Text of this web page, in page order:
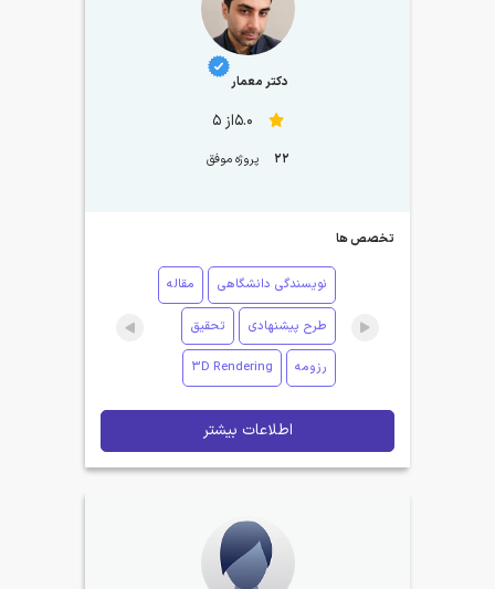
دکتر معمار
5.0از 5
22 پروژه موفق
تخصص ها
نویسندگی دانشگاهی مقاله
طرح پیشنهادی تحقیق
رزومه 3D Rendering
اطلاعات بیشتر